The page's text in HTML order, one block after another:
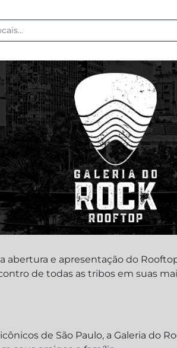
abertura e apresentação do
de todas as tribos em suas
de São Paulo, a Galeria do